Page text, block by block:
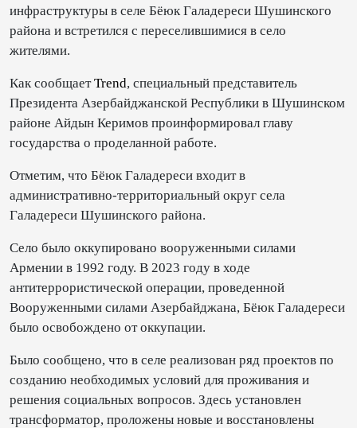
инфраструктуры в селе Бёюк Галадереси Шушинского
района и встретился с переселившимися в село
жителями.
Как сообщаетTrend, специальный представитель
Президента Азербайджанской Республики в Шушинском
районе Айдын Керимов проинформировал главу
государства о проделанной работе.
Отметим, что Бёюк Галадереси входит в
административно-территориальный округ села
Галадереси Шушинского района.
Село было оккупировано вооруженными силами
Армении в 1992 году. В 2023 году в ходе
антитеррористической операции, проведенной
Вооруженными силами Азербайджана, Бёюк Галадереси
было освобождено от оккупации.
Было сообщено, что в селе реализован ряд проектов по
созданию необходимых условий для проживания и
решения социальных вопросов. Здесь установлен
трансформатор, проложены новые и восстановлены